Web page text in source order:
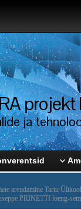
projekt
ja
arendamine Tartu
PRINETTI loeng-